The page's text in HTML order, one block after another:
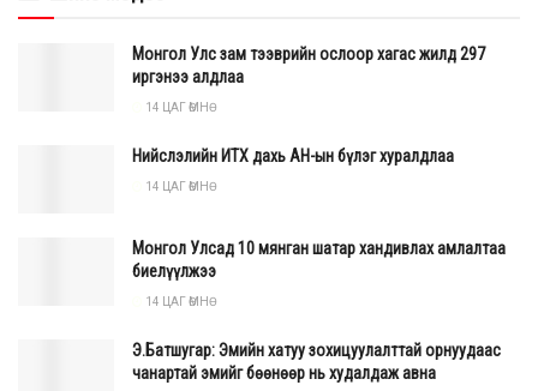
Монгол Улс зам тээврийн ослоор хагас жилд 297
иргэнээ алдлаа
14 ЦАГ ӨМНӨ
Нийслэлийн ИТХ дахь АН-ын бүлэг хуралдлаа
14 ЦАГ ӨМНӨ
Монгол Улсад 10 мянган шатар хандивлах амлалтаа
биелүүлжээ
14 ЦАГ ӨМНӨ
Э.Батшугар: Эмийн хатуу зохицуулалттай орнуудаас
чанартай эмийг бөөнөөр нь худалдаж авна